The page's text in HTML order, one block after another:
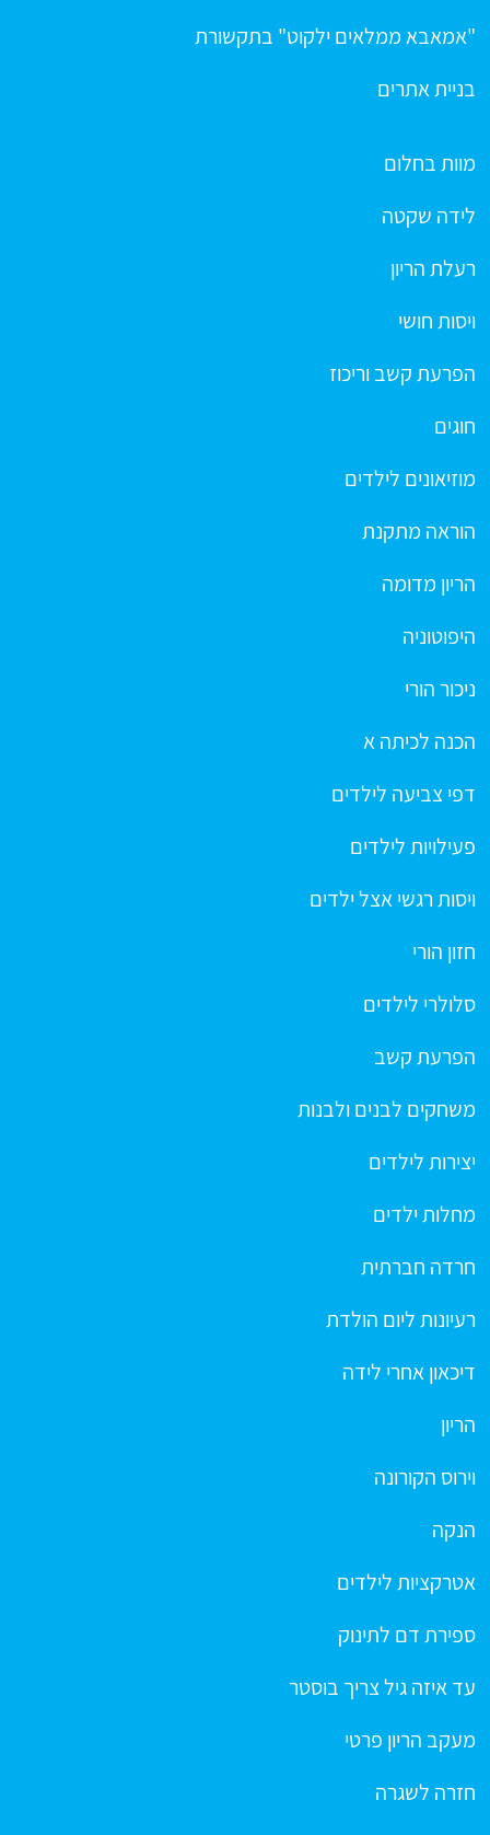
"אמאבא ממלאים ילקוט" בתקשורת
בניית אתרים
מוות בחלום
לידה שקטה
רעלת הריון
ויסות חושי
הפרעת קשב וריכוז
חוגים
מוזיאונים לילדים
הוראה מתקנת
הריון מדומה
היפוטוניה
ניכור הורי
הכנה לכיתה א
דפי צביעה לילדים
פעילויות לילדים
ויסות רגשי אצל ילדים
חזון הורי
סלולרי לילדים
הפרעת קשב
משחקים לבנים ולבנות
יצירות לילדים
מחלות ילדים
חרדה חברתית
רעיונות ליום הולדת
דיכאון אחרי לידה
הריון
וירוס הקורונה
הנקה
אטרקציות לילדים
ספירת דם לתינוק
עד איזה גיל צריך בוסטר
מעקב הריון פרטי
חזרה לשגרה